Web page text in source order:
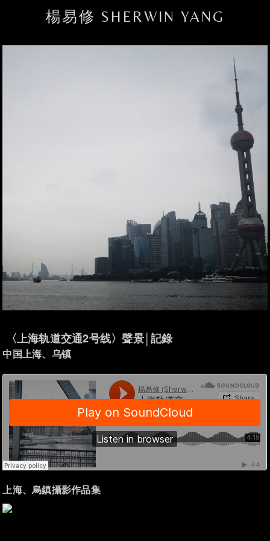
楊易修 SHERWIN YANG
〈上海轨道交通2号线〉聲景│記錄
中国上海、乌镇
上海、烏鎮攝影作品集